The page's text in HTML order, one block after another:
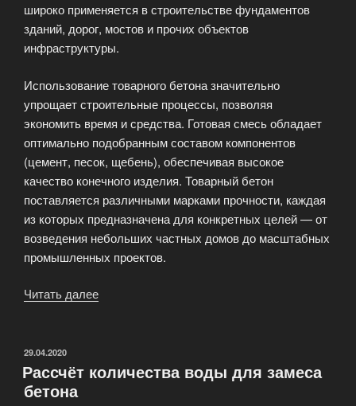
широко применяется в строительстве фундаментов
зданий, дорог, мостов и прочих объектов
инфраструктуры.
Использование товарного бетона значительно
упрощает строительные процессы, позволяя
экономить время и средства. Готовая смесь обладает
оптимально подобранным составом компонентов
(цемент, песок, щебень), обеспечивая высокое
качество конечного изделия. Товарный бетон
поставляется различными марками прочности, каждая
из которых предназначена для конкретных целей — от
возведения небольших частных домов до масштабных
промышленных проектов.
Читать далее
ОПУБЛИКОВАНО
29.04.2020
Рассчёт количества воды для замеса
бетона